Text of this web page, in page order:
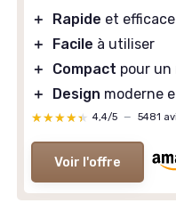
＋ Rapide et efficace
＋
Facile à utiliser
＋
Compact pour
＋
Design moderne
★★★★★
★★★★★ 4,4/5 — 5481
Voir l'offre